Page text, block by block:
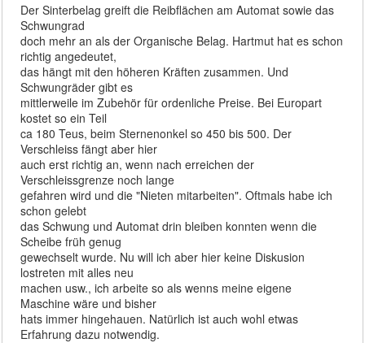
Der Sinterbelag greift die Reibflächen am Automat sowie das
Schwungrad
doch mehr an als der Organische Belag. Hartmut hat es schon
richtig angedeutet,
das hängt mit den höheren Kräften zusammen. Und
Schwungräder gibt es
mittlerweile im Zubehör für ordenliche Preise. Bei Europart
kostet so ein Teil
ca 180 Teus, beim Sternenonkel so 450 bis 500. Der
Verschleiss fängt aber hier
auch erst richtig an, wenn nach erreichen der
Verschleissgrenze noch lange
gefahren wird und die "Nieten mitarbeiten". Oftmals habe ich
schon gelebt
das Schwung und Automat drin bleiben konnten wenn die
Scheibe früh genug
gewechselt wurde. Nu will ich aber hier keine Diskusion
lostreten mit alles neu
machen usw., ich arbeite so als wenns meine eigene
Maschine wäre und bisher
hats immer hingehauen. Natürlich ist auch wohl etwas
Erfahrung dazu notwendig.